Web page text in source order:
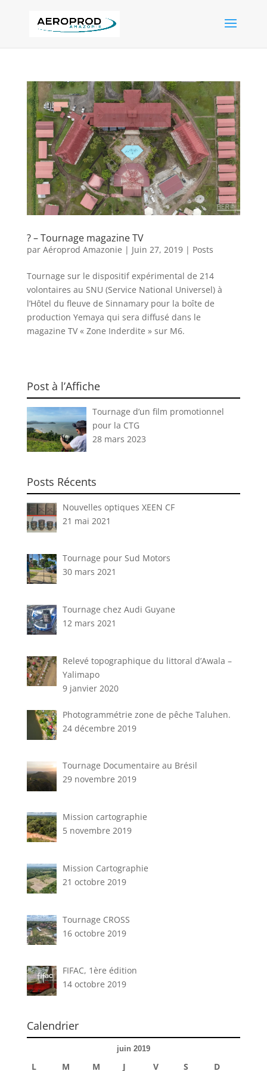
? – Tournage magazine TV
par Aéroprod Amazonie | Juin 27, 2019| Posts
Tournage sur le dispositif expérimental de 214
volontaires au SNU (Service National Universel) à
l’Hôtel du fleuve de Sinnamary pour la boîte de
production Yemaya qui sera diffusé dans le
magazine TV « Zone Inderdite » sur M6.
Post à l’Affiche
Tournage d’un film promotionnel
pour la CTG
28 mars 2023
Posts Récents
Nouvelles optiques XEEN CF
21 mai 2021
Tournage pour Sud Motors
30 mars 2021
Tournage chez Audi Guyane
12 mars 2021
Relevé topographique du littoral d’Awala –
Yalimapo
9 janvier 2020
Photogrammétrie zone de pêche Taluhen.
24 décembre 2019
Tournage Documentaire au Brésil
29 novembre 2019
Mission cartographie
5 novembre 2019
Mission Cartographie
21 octobre 2019
Tournage CROSS
16 octobre 2019
FIFAC, 1ère édition
14 octobre 2019
Calendrier
juin 2019
L M M J V S D